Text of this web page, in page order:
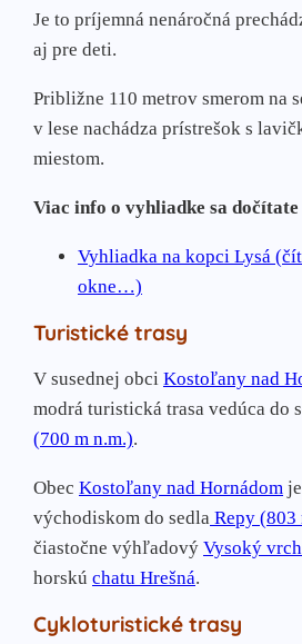
Je to príjemná nenáročná
aj pre deti.
Približne 110 metrov smerom na
v lese nachádza prístrešok s
miestom.
Viac info o vyhliadke sa
Vyhliadka na kopci Lysá
okne…)
Turistické trasy
V susednej obci Kostoľany nad
modrá turistická trasa vedúca do
(700 m n.m.).
Obec Kostoľany nad Hornádom
východiskom do sedla Repy (803
čiastočne výhľadový Vysoký
horskú chatu Hrešná.
Cykloturistické trasy